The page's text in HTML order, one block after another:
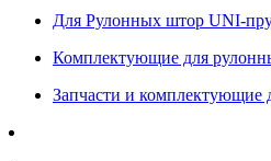
Для Рулонных штор UNI-
Комплектующие для
Запчасти и комплектующие